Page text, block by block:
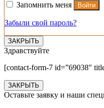
Запомнить меня Войти
Забыли свой пароль?
ЗАКРЫТЬ
Здравствуйте
[contact-form-7 id=”69038″
ЗАКРЫТЬ
Оставьте заявку и наши